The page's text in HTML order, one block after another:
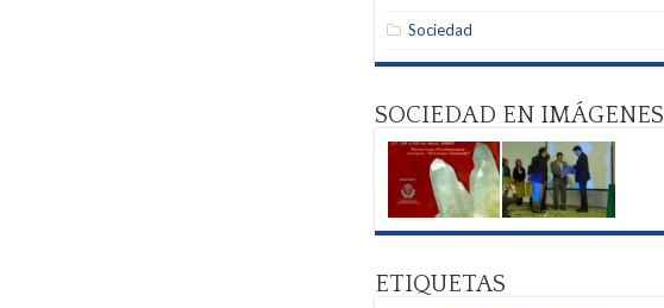
Sociedad
SOCIEDAD EN IMÁGENES
ETIQUETAS